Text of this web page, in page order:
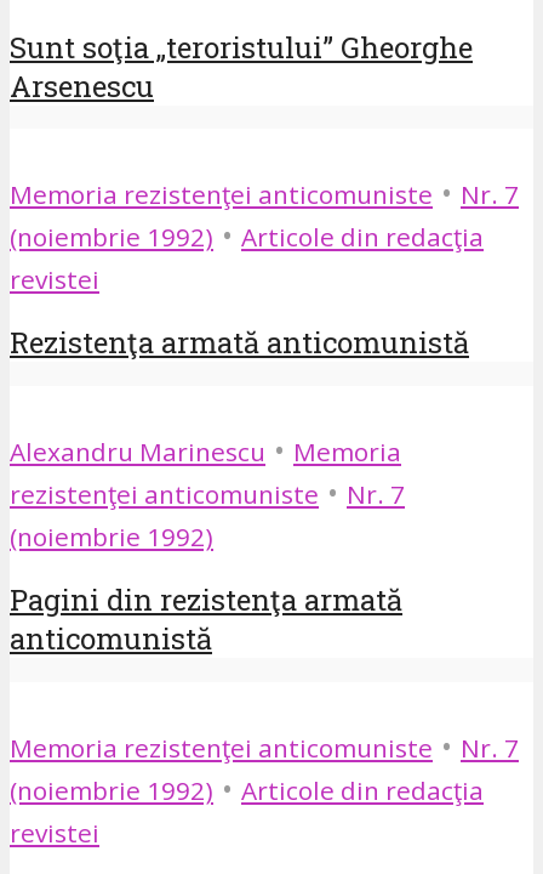
Sunt soţia „teroristului” Gheorghe
Arsenescu
Memoria rezistenţei anticomuniste • Nr. 7
(noiembrie 1992) • Articole din redacţia
revistei
Rezistenţa armată anticomunistă
Alexandru Marinescu • Memoria
rezistenţei anticomuniste • Nr. 7
(noiembrie 1992)
Pagini din rezistenţa armată
anticomunistă
Memoria rezistenţei anticomuniste • Nr. 7
(noiembrie 1992) • Articole din redacţia
revistei